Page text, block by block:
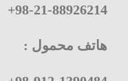
98-21-88926214
+
هاتف محمول :